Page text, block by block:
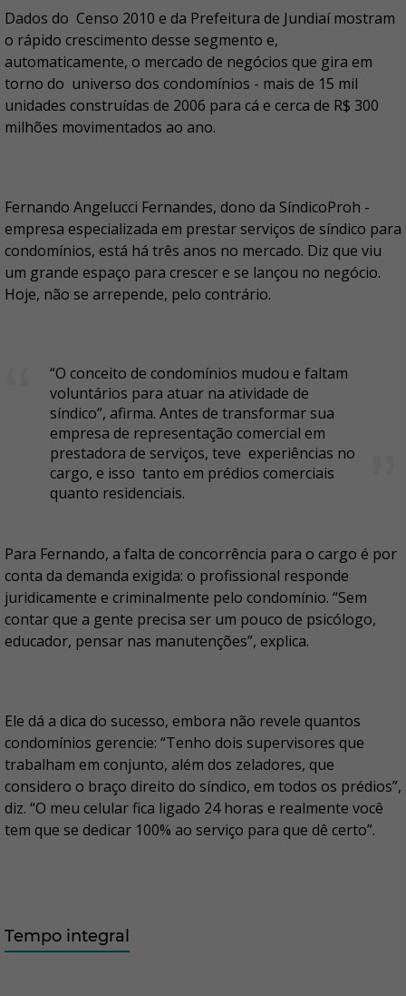
Dados do Censo 2010 e da Prefeitura de Jundiaí mostram
o rápido crescimento desse segmento e,
automaticamente, o mercado de negócios que gira em
torno do universo dos condomínios - mais de 15 mil
unidades construídas de 2006 para cá e cerca de R$ 300
milhões movimentados ao ano.
Fernando Angelucci Fernandes, dono da SíndicoProh -
empresa especializada em prestar serviços de síndico para
condomínios, está há três anos no mercado. Diz que viu
um grande espaço para crescer e se lançou no negócio.
Hoje, não se arrepende, pelo contrário.
“O conceito de condomínios mudou e faltam
voluntários para atuar na atividade de
síndico”, afirma. Antes de transformar sua
empresa de representação comercial em
prestadora de serviços, teve experiências no
cargo, e isso tanto em prédios comerciais
quanto residenciais.
Para Fernando, a falta de concorrência para o cargo é por
conta da demanda exigida: o profissional responde
juridicamente e criminalmente pelo condomínio. “Sem
contar que a gente precisa ser um pouco de psicólogo,
educador, pensar nas manutenções”, explica.
Ele dá a dica do sucesso, embora não revele quantos
condomínios gerencie: “Tenho dois supervisores que
trabalham em conjunto, além dos zeladores, que
considero o braço direito do síndico, em todos os prédios”,
diz. “O meu celular fica ligado 24 horas e realmente você
tem que se dedicar 100% ao serviço para que dê certo”.
Tempo integral